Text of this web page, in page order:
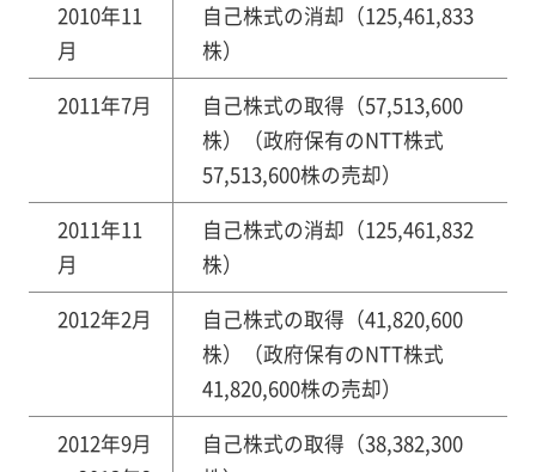
2010年11
月
自己株式の消却（125,461,833
株）
2011年7月
自己株式の取得（57,513,600
株）（政府保有のNTT株式
57,513,600株の売却）
2011年11
月
自己株式の消却（125,461,832
株）
2012年2月
自己株式の取得（41,820,600
株）（政府保有のNTT株式
41,820,600株の売却）
2012年9月
自己株式の取得（38,382,300